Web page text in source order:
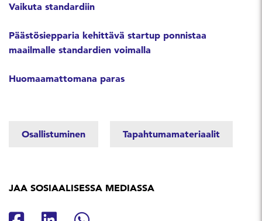
Vaikuta standardiin
Päästösiepparia kehittävä startup ponnistaa
maailmalle standardien voimalla
Huomaamattomana paras
Osallistuminen Tapahtumamateriaalit
JAA SOSIAALISESSA MEDIASSA